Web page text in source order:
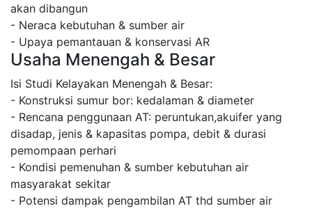
akan dibangun
- Neraca kebutuhan & sumber air
- Upaya pemantauan & konservasi AR
Usaha Menengah & Besar
Isi Studi Kelayakan Menengah & Besar:
- Konstruksi sumur bor: kedalaman & diameter
- Rencana penggunaan AT: peruntukan,akuifer yang
disadap, jenis & kapasitas pompa, debit & durasi
pemompaan perhari
- Kondisi pemenuhan & sumber kebutuhan air
masyarakat sekitar
- Potensi dampak pengambilan AT thd sumber air